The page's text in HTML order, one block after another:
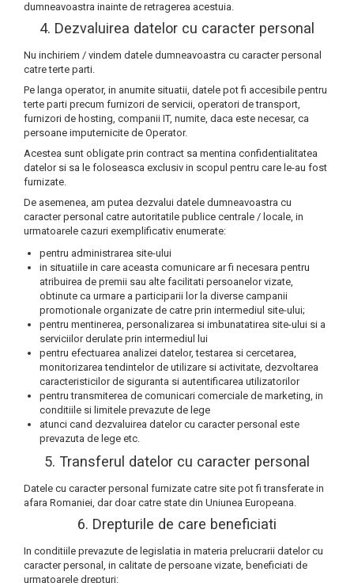
dumneavoastra inainte de retragerea acestuia.
4. Dezvaluirea datelor cu caracter personal
Nu inchiriem / vindem datele dumneavoastra cu caracter personal
catre terte parti.
Pe langa operator, in anumite situatii, datele pot fi accesibile pentru
terte parti precum furnizori de servicii, operatori de transport,
furnizori de hosting, companii IT, numite, daca este necesar, ca
persoane imputernicite de Operator.
Acestea sunt obligate prin contract sa mentina confidentialitatea
datelor si sa le foloseasca exclusiv in scopul pentru care le-au fost
furnizate.
De asemenea, am putea dezvalui datele dumneavoastra cu
caracter personal catre autoritatile publice centrale / locale, in
urmatoarele cazuri exemplificativ enumerate:
pentru administrarea site-ului
in situatiile in care aceasta comunicare ar fi necesara pentru
atribuirea de premii sau alte facilitati persoanelor vizate,
obtinute ca urmare a participarii lor la diverse campanii
promotionale organizate de catre prin intermediul site-ului;
pentru mentinerea, personalizarea si imbunatatirea site-ului si a
serviciilor derulate prin intermediul lui
pentru efectuarea analizei datelor, testarea si cercetarea,
monitorizarea tendintelor de utilizare si activitate, dezvoltarea
caracteristicilor de siguranta si autentificarea utilizatorilor
pentru transmiterea de comunicari comerciale de marketing, in
conditiile si limitele prevazute de lege
atunci cand dezvaluirea datelor cu caracter personal este
prevazuta de lege etc.
5. Transferul datelor cu caracter personal
Datele cu caracter personal furnizate catre site pot fi transferate in
afara Romaniei, dar doar catre state din Uniunea Europeana.
6. Drepturile de care beneficiati
In conditiile prevazute de legislatia in materia prelucrarii datelor cu
caracter personal, in calitate de persoane vizate, beneficiati de
urmatoarele drepturi: